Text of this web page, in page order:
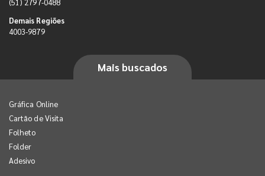
(51) 2797-0488
Demais Regiões
4003-9879
Mais buscados
Gráfica Online
Cartão de Visita
Folheto
Folder
Adesivo